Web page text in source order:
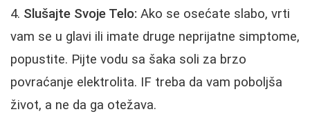
Slušajte Svoje Telo: Ako se osećate slabo, vrti
vam se u glavi ili imate druge neprijatne simptome,
popustite. Pijte vodu sa šaka soli za brzo
povraćanje elektrolita. IF treba da vam poboljša
život, a ne da ga otežava.